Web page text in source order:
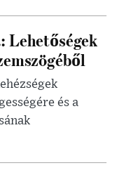
Lehetőségek
és a